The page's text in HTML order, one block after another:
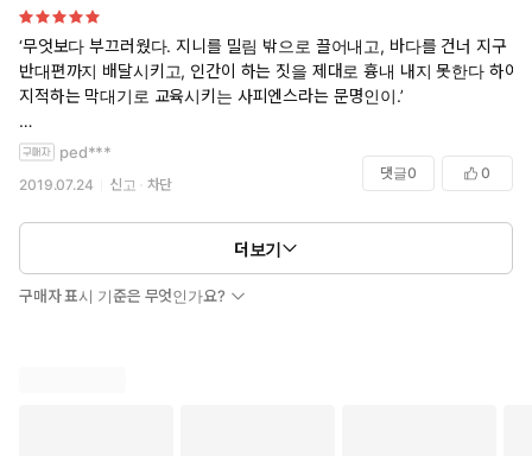
확한 전달력으로 깊게 몰입한 채로 빠르게 잘 읽혔고요.
기존 작품들은 사람들이 생각하고 싶지 않아하는 부분들을 콕 찝어 불편
함과 어두움, 무거움을 인정하고 받아들일 수 있게 도와주는 느낌이었다
자신을 발견하면서 많은 생각이 떠오르네요. 정유정 작가님, 다양한 인간
군상을 만나게 해 주고 살면서 겪어볼 수 없는 경험들을 간접적으로나마
‘무엇보다 부끄러웠다. 지니를 밀림 밖으로 끌어내고, 바다를 건너 지구
반대편까지 배달시키고, 인간이 하는 짓을 제대로 흉내 내지 못한다 하여
지적하는 막대기로 교육시키는 사피엔스라는 문명인이.’
- 정유정, <진이, 지니>, 은행나무, 2019, 페이퍼프로 E_BOOK , 362쪽.
기실 정유정 작가의 책을 많이 읽어보지는 못했다. <7년의 밤>을 좋은 기
회에 읽어 보았으나 소재가 마치 김영하 작가의 <살인자의 기억법> 같은
다소 무거운 내용이었기 때문인지 모르겠으나 이후 정유정 작가의 책을
부러 찾아 읽지는 않았던 것 같다. 서울국제도서전에서 처음 접하게 된 정
유정 작가의 신작 <진이, 지니>의 구입을 주저하며 고민하고 있다가 리
ped***
2019.07.24 신고 차단
댓글0 0
더보기
구매자 표시 기준은 무엇인가요?